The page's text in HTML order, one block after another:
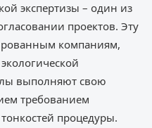
экспертизы – один из
проектов. Эту
компаниям,
выполняют свою
требованием
процедуры.